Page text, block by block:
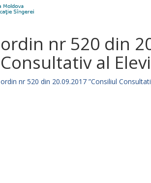
ordin nr 520 din
Consultativ al
ordin nr 520 din 20.09.2017 ”Consiliul